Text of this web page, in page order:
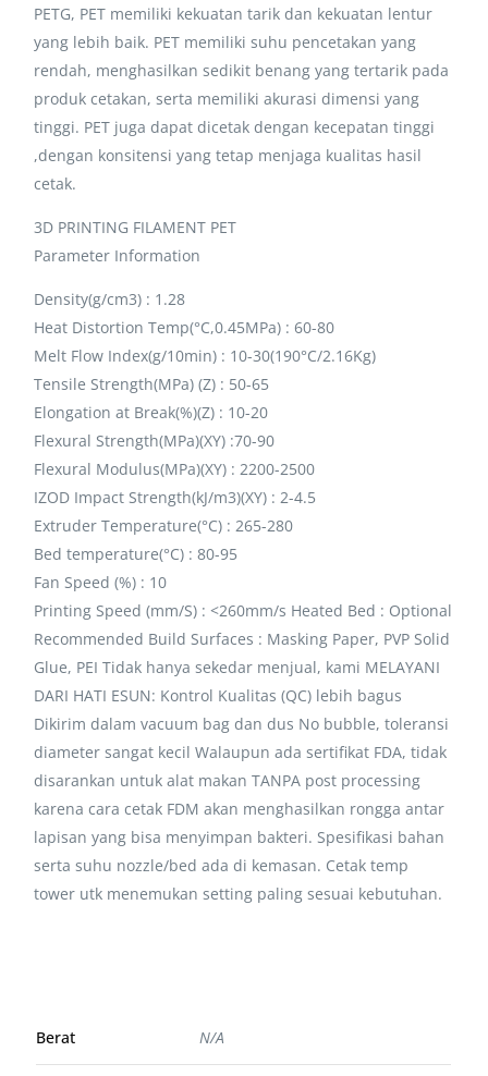
PETG, PET memiliki kekuatan tarik dan kekuatan lentur
yang lebih baik. PET memiliki suhu pencetakan yang
rendah, menghasilkan sedikit benang yang tertarik pada
produk cetakan, serta memiliki akurasi dimensi yang
tinggi. PET juga dapat dicetak dengan kecepatan tinggi
,dengan konsitensi yang tetap menjaga kualitas hasil
cetak.
3D PRINTING FILAMENT PET
Parameter Information
Density(g/cm3) : 1.28
Heat Distortion Temp(°C,0.45MPa) : 60-80
Melt Flow Index(g/10min) : 10-30(190°C/2.16Kg)
Tensile Strength(MPa) (Z) : 50-65
Elongation at Break(%)(Z) : 10-20
Flexural Strength(MPa)(XY) :70-90
Flexural Modulus(MPa)(XY) : 2200-2500
IZOD Impact Strength(kJ/m3)(XY) : 2-4.5
Extruder Temperature(°C) : 265-280
Bed temperature(°C) : 80-95
Fan Speed (%) : 10
Printing Speed (mm/S) : <260mm/s Heated Bed : Optional
Recommended Build Surfaces : Masking Paper, PVP Solid
Glue, PEI Tidak hanya sekedar menjual, kami MELAYANI
DARI HATI ESUN: Kontrol Kualitas (QC) lebih bagus
Dikirim dalam vacuum bag dan dus No bubble, toleransi
diameter sangat kecil Walaupun ada sertifikat FDA, tidak
disarankan untuk alat makan TANPA post processing
karena cara cetak FDM akan menghasilkan rongga antar
lapisan yang bisa menyimpan bakteri. Spesifikasi bahan
serta suhu nozzle/bed ada di kemasan. Cetak temp
tower utk menemukan setting paling sesuai kebutuhan.
Berat N/A